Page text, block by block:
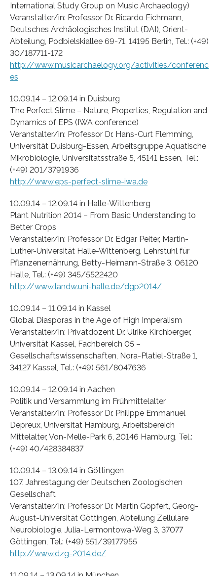
International Study Group on Music Archaeology)
Veranstalter/in: Professor Dr. Ricardo Eichmann,
Deutsches Archäologisches Institut (DAI), Orient-
Abteilung, Podbielskiallee 69-71, 14195 Berlin, Tel.: (+49)
30/187711-172
http://www.musicarchaelogy.org/activities/conferenc
es
10.09.14 – 12.09.14 in Duisburg
The Perfect Slime – Nature, Properties, Regulation and
Dynamics of EPS (IWA conference)
Veranstalter/in: Professor Dr. Hans-Curt Flemming,
Universität Duisburg-Essen, Arbeitsgruppe Aquatische
Mikrobiologie, Universitätsstraße 5, 45141 Essen, Tel.:
(+49) 201/3791936
http://www.eps-perfect-slime-iwa.de
10.09.14 – 12.09.14 in Halle-Wittenberg
Plant Nutrition 2014 – From Basic Understanding to
Better Crops
Veranstalter/in: Professor Dr. Edgar Peiter, Martin-
Luther-Universität Halle-Wittenberg, Lehrstuhl für
Pflanzenernährung, Betty-Heimann-Straße 3, 06120
Halle, Tel.: (+49) 345/5522420
http://www.landw.uni-halle.de/dgp2014/
10.09.14 – 11.09.14 in Kassel
Global Diasporas in the Age of High Imperalism
Veranstalter/in: Privatdozent Dr. Ulrike Kirchberger,
Universität Kassel, Fachbereich 05 –
Gesellschaftswissenschaften, Nora-Platiel-Straße 1,
34127 Kassel, Tel.: (+49) 561/8047636
10.09.14 – 12.09.14 in Aachen
Politik und Versammlung im Frühmittelalter
Veranstalter/in: Professor Dr. Philippe Emmanuel
Depreux, Universität Hamburg, Arbeitsbereich
Mittelalter, Von-Melle-Park 6, 20146 Hamburg, Tel.:
(+49) 40/428384837
10.09.14 – 13.09.14 in Göttingen
107. Jahrestagung der Deutschen Zoologischen
Gesellschaft
Veranstalter/in: Professor Dr. Martin Göpfert, Georg-
August-Universität Göttingen, Abteilung Zelluläre
Neurobiologie, Julia-Lermontowa-Weg 3, 37077
Göttingen, Tel.: (+49) 551/39177955
http://www.dzg-2014.de/